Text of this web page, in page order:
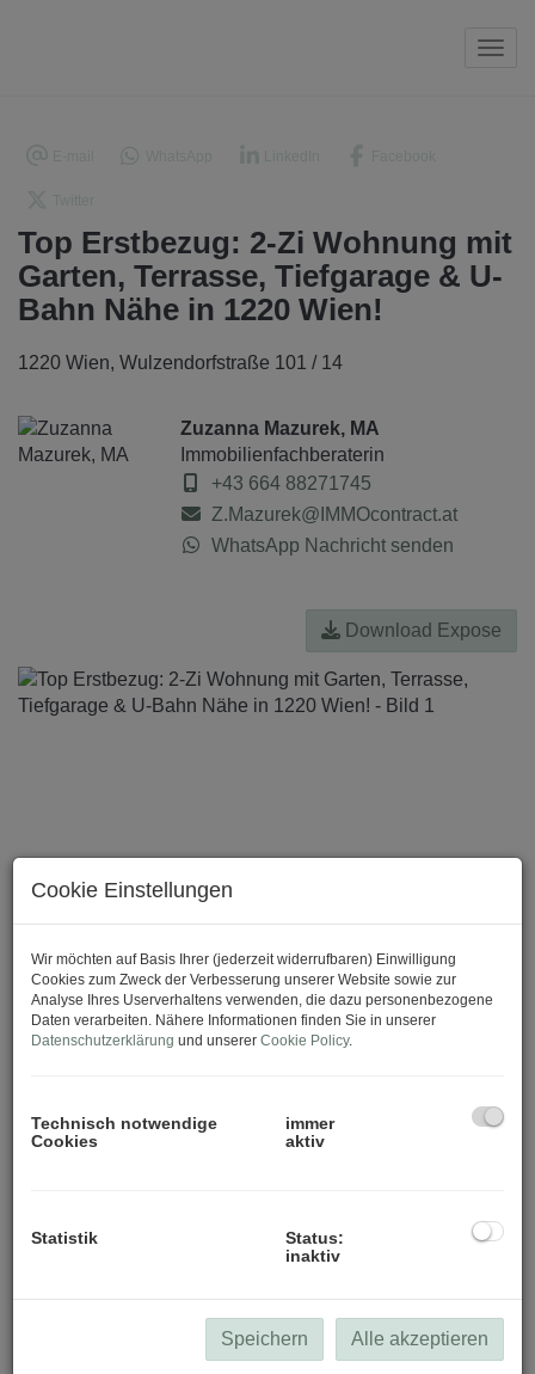
Top Erstbezug: 2-Zi Wohnung mit
Garten, Terrasse, Tiefgarage & U-
Bahn Nähe in 1220 Wien!
1220 Wien, Wulzendorfstraße 101 / 14
Zuzanna Mazurek, MA
Immobilienfachberaterin
+43 664 88271745
Z.Mazurek@IMMOcontract.at
WhatsApp Nachricht senden
Download Expose
Beschreibung
Ihr Zuhause zwischen Stadt und Natur
Cookie Einstellungen
Wir möchten auf Basis Ihrer (jederzeit widerrufbaren) Einwilligung
Cookies zum Zweck der Verbesserung unserer Website sowie zur
Analyse Ihres Userverhaltens verwenden, die dazu personenbezogene
Daten verarbeiten. Nähere Informationen finden Sie in unserer
Datenschutzerklärung und unserer Cookie Policy.
Technisch notwendige
Cookies
immer
aktiv
Statistik
Status:
inaktiv
Speichern Alle akzeptieren